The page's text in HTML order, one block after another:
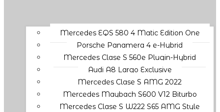
Mercedes EQS 580 4 Matic Edition One
Porsche Panamera 4 e-Hybrid
Mercedes Clase S 560e Plugin-Hybrid
Audi A8 Largo Exclusive
Mercedes Clase S AMG 2022
Mercedes Maybach S600 V12 Biturbo
Mercedes Clase S W222 S65 AMG Style